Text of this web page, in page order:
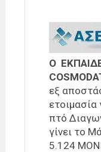
Ο
εξ
ε­τοι­μα­σία
πτό
γί­νει το
5.124